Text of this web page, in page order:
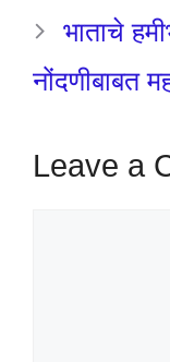
भाताचे
नोंदणीबाबत
Leave a